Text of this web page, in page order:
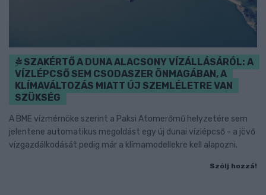
SZAKÉRTŐ A DUNA ALACSONY VÍZÁLLÁSÁRÓL: A
VÍZLÉPCSŐ SEM CSODASZER ÖNMAGÁBAN, A
KLÍMAVÁLTOZÁS MIATT ÚJ SZEMLÉLETRE VAN
SZÜKSÉG
A BME vízmérnöke szerint a Paksi Atomerőmű helyzetére sem
jelentene automatikus megoldást egy új dunai vízlépcső - a jövő
vízgazdálkodását pedig már a klímamodellekre kell alapozni.
Szólj hozzá!